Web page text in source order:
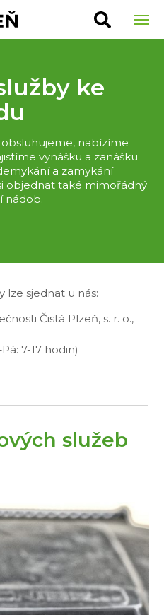
Vyhledat
ke
nabízíme
vynášku a zanášku
a zamykání
objednat také mimořádný
nádob.
lze sjednat u nás:
Čistá Plzeň, s. r. o.,
7-17 hodin)
služeb